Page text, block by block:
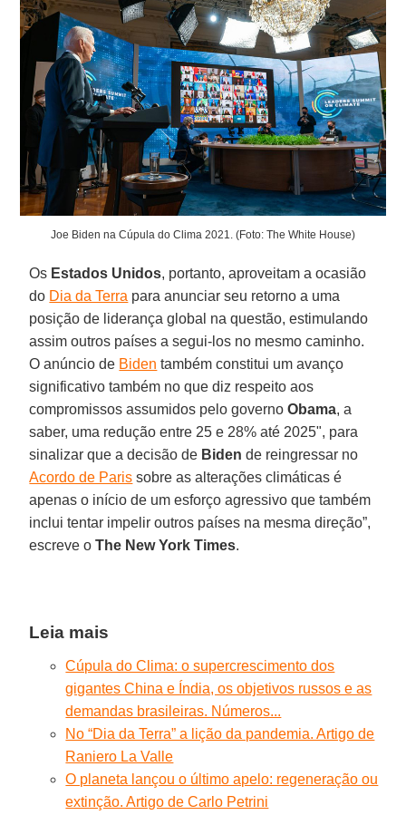
Joe Biden na Cúpula do Clima 2021. (Foto: The White House)
Os Estados Unidos, portanto, aproveitam a ocasião
do Dia da Terra para anunciar seu retorno a uma
posição de liderança global na questão, estimulando
assim outros países a segui-los no mesmo caminho.
O anúncio de Biden também constitui um avanço
significativo também no que diz respeito aos
compromissos assumidos pelo governoObama, a
saber, uma redução entre 25 e 28% até 2025", para
sinalizar que a decisão de Biden de reingressar no
Acordo de Paris sobre as alterações climáticas é
apenas o início de um esforço agressivo que também
inclui tentar impelir outros países na mesma direção”,
escreve oThe New York Times.
Leia mais
Cúpula do Clima: o supercrescimento dos
gigantes China e Índia, os objetivos russos e as
demandas brasileiras. Números...
No “Dia da Terra” a lição da pandemia. Artigo de
Raniero La Valle
O planeta lançou o último apelo: regeneração ou
extinção. Artigo de Carlo Petrini